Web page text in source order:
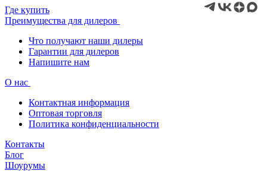
Где купить
Преимущества для дилеров
Что получают наши дилеры
Гарантии для дилеров
Напишите нам
О нас
Контактная информация
Оптовая торговля
Политика конфиденциальности
Контакты
Блог
Шоурумы